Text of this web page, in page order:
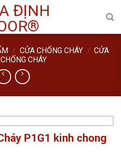
/ CỬA CHỐNG CHÁY / CỬA
CHÁY
P1G1 kinh chong